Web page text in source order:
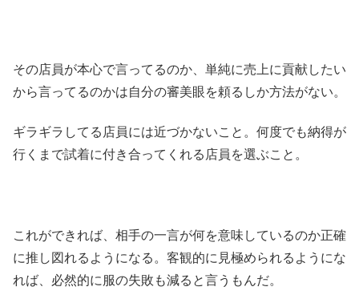
その店員が本心で言ってるのか、単純に売上に貢献したい
から言ってるのかは自分の審美眼を頼るしか方法がない。
ギラギラしてる店員には近づかないこと。何度でも納得が
行くまで試着に付き合ってくれる店員を選ぶこと。
これができれば、相手の一言が何を意味しているのか正確
に推し図れるようになる。客観的に見極められるようにな
れば、必然的に服の失敗も減ると言うもんだ。